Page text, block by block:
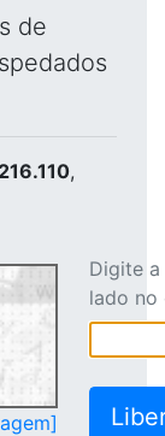
de
,
Digite
lado no